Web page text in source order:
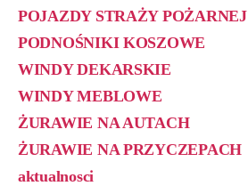
POJAZDY STRAŻY POŻARNEJ
PODNOŚNIKI KOSZOWE
WINDY DEKARSKIE
WINDY MEBLOWE
ŻURAWIE NA AUTACH
ŻURAWIE NA PRZYCZEPACH
aktualnosci